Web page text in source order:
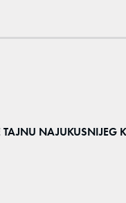
TAJNU